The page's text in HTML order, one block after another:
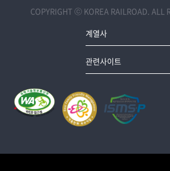
COPYRIGHT ⓒ KOREA RAILROAD. ALL
계열사
관련사이트